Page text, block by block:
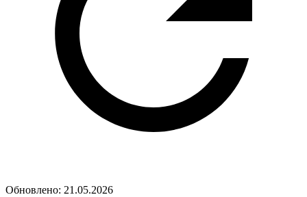
Обновлено: 21.05.2026